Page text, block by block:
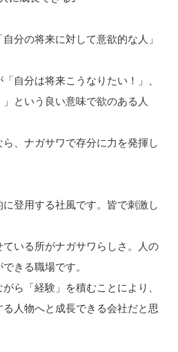
分の将来に対して意欲的な人」
自分は将来こうなりたい！」、
」という良い意味で欲のある人
、ナガサワで存分に力を発揮し
登用する社風です。皆で刺激し
いる所がナガサワらしさ。人の
きる職場です。
ら「経験」を積むことにより、
人物へと成長できる会社だと思